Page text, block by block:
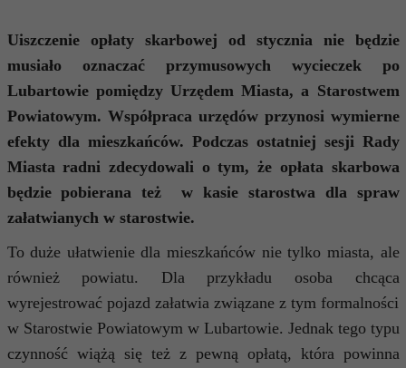
Uiszczenie opłaty skarbowej od stycznia nie będzie
musiało oznaczać przymusowych wycieczek po
Lubartowie pomiędzy Urzędem Miasta, a Starostwem
Powiatowym. Współpraca urzędów przynosi wymierne
efekty dla mieszkańców. Podczas ostatniej sesji Rady
Miasta radni zdecydowali o tym, że opłata skarbowa
będzie pobierana też w kasie starostwa dla spraw
załatwianych w starostwie.
To duże ułatwienie dla mieszkańców nie tylko miasta, ale
również powiatu. Dla przykładu osoba chcąca
wyrejestrować pojazd załatwia związane z tym formalności
w Starostwie Powiatowym w Lubartowie. Jednak tego typu
czynność wiążą się też z pewną opłatą, która powinna